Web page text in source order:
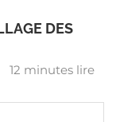
DES
12 minutes lire